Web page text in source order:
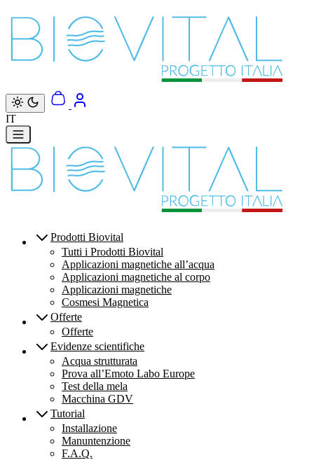
Vai direttamente ai contenuti
IT
Prodotti Biovital
Tutti i Prodotti Biovital
Applicazioni magnetiche all’acqua
Applicazioni magnetiche al corpo
Applicazioni magnetiche
Cosmesi Magnetica
Offerte
Offerte
Evidenze scientifiche
Acqua strutturata
Prova all’Emoto Labo Europe
Test della mela
Macchina GDV
Tutorial
Installazione
Manuntenzione
F.A.Q.